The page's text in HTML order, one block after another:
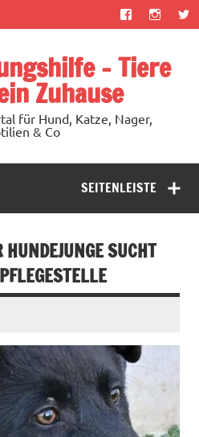
– Tiere
Zuhause
für Hund, Katze, Nager,
& Co
SEITENLEISTE
SUCHT